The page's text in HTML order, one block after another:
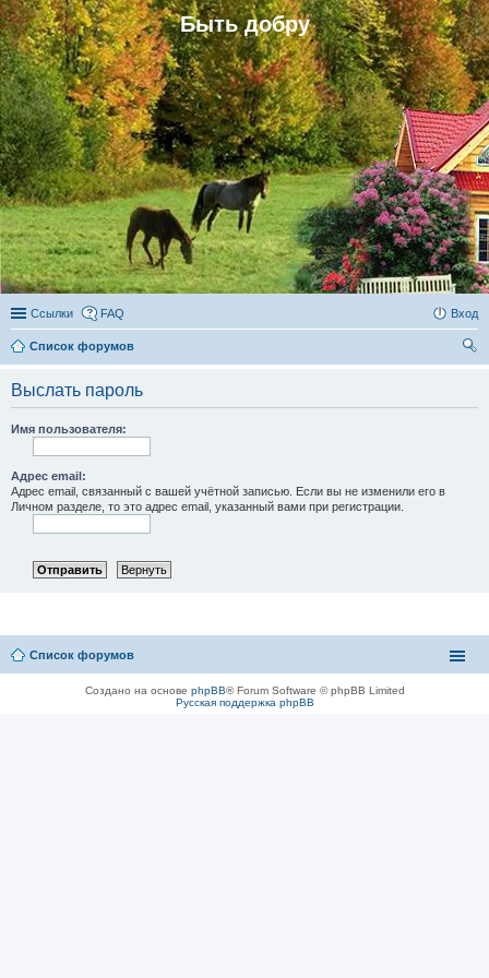
Быть добру
Ссылки FAQ Вход
Список форумов
Выслать пароль
Имя пользователя:
Адрес email:
Адрес email, связанный с вашей учётной записью. Если вы не изменили его в
Личном разделе, то это адрес email, указанный вами при регистрации.
Список форумов
Создано на основе phpBB® Forum Software © phpBB Limited
Русская поддержка phpBB